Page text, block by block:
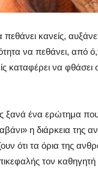
πεθάνει κανείς,
να πεθάνει,
καταφέρει να φθάσει
ξανά ένα ερώτημα που
η διάρκεια της
ότι τα όρια της
τον